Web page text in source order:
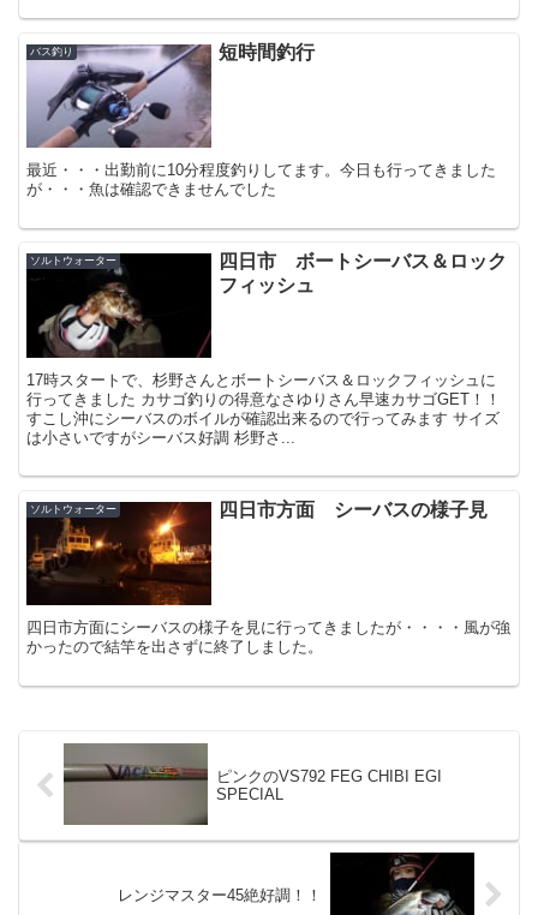
バス釣り 短時間釣行
最近・・・出勤前に10分程度釣りしてます。今日も行ってきました
が・・・魚は確認できませんでした
ソルトウォーター
四日市 ボートシーバス＆ロック
フィッシュ
17時スタートで、杉野さんとボートシーバス＆ロックフィッシュに
行ってきました カサゴ釣りの得意なさゆりさん早速カサゴGET！！
すこし沖にシーバスのボイルが確認出来るので行ってみます サイズ
は小さいですがシーバス好調 杉野さ...
ソルトウォーター 四日市方面 シーバスの様子見
四日市方面にシーバスの様子を見に行ってきましたが・・・・風が強
かったので結竿を出さずに終了しました。
ピンクのVS792 FEG CHIBI EGI
SPECIAL
レンジマスター45絶好調！！